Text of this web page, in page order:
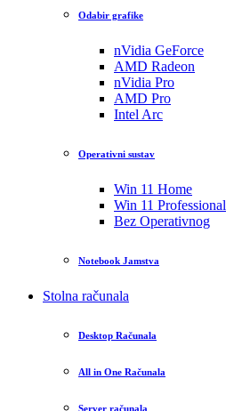
Odabir grafike
nVidia GeForce
AMD Radeon
nVidia Pro
AMD Pro
Intel Arc
Operativni sustav
Win 11 Home
Win 11 Professional
Bez Operativnog
Notebook Jamstva
Stolna računala
Desktop Računala
All in One Računala
Server računala